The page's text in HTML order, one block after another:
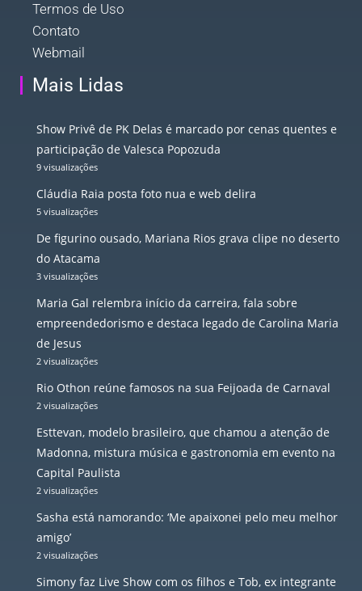
Termos de Uso
Contato
Webmail
Mais Lidas
Show Privê de PK Delas é marcado por cenas quentes e
participação de Valesca Popozuda
9 visualizações
Cláudia Raia posta foto nua e web delira
5 visualizações
De figurino ousado, Mariana Rios grava clipe no deserto
do Atacama
3 visualizações
Maria Gal relembra início da carreira, fala sobre
empreendedorismo e destaca legado de Carolina Maria
de Jesus
2 visualizações
Rio Othon reúne famosos na sua Feijoada de Carnaval
2 visualizações
Esttevan, modelo brasileiro, que chamou a atenção de
Madonna, mistura música e gastronomia em evento na
Capital Paulista
2 visualizações
Sasha está namorando: ‘Me apaixonei pelo meu melhor
amigo’
2 visualizações
Simony faz Live Show com os filhos e Tob, ex integrante